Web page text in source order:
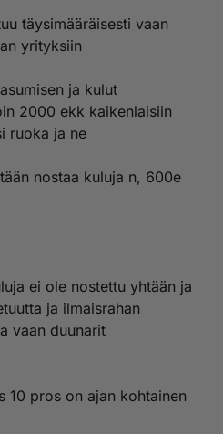
täysimääräisesti vaan
yrityksiin
ja kulut
2000 ekk kaikenlaisiin
ruoka ja ne
nostaa kuluja n, 600e
ei ole nostettu yhtään ja
ja ilmaisrahan
vaan duunarit
10 pros on ajan kohtainen